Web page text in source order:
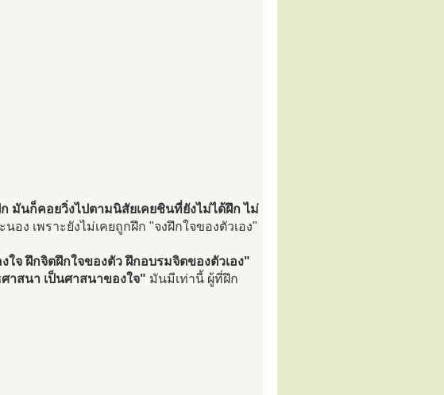
มันก็คอยวิ่งไปตามนิสัยเคยชินที่ยังไม่ได้ฝึก ไม่
ง เพราะยังไม่เคยถูกฝึก "จงฝึกใจของตัวเอง"
ใจ ฝึกจิตฝึกใจของตัว ฝึกอบรมจิตของตัวเอง"
าสนา เป็นศาสนาของใจ" มันมีเท่านี้ ผู้ที่ฝึก